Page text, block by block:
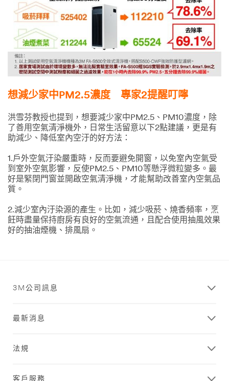
想減少家中PM2.5濃度 專家2提醒叮嚀
洪雪芬教授也提到，想要減少家中PM2.5、PM10濃度，除
了善用空氣清淨機外，日常生活留意以下2點建議，更是有
助減少、降低室內空汙的好方法：
1.戶外空氣汙染嚴重時，反而要避免開窗，以免室內空氣受
到室外空氣影響，反使PM2.5、PM10等懸浮微粒變多。最
好是緊閉門窗並開啟空氣清淨機，才能幫助改善室內空氣品
質。
2.減少室內汙染源的產生。比如，減少吸菸、燒香頻率，烹
飪時盡量保持廚房有良好的空氣流通，且配合使用抽風效果
好的抽油煙機、排風扇。
3M公司訊息
最新消息
法規
客戶服務